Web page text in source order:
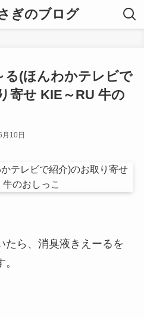
ぎのブログ
る(ほんわかテレビで
寄せ KIE～RU 牛の
10日
たら、消臭液きえーるを